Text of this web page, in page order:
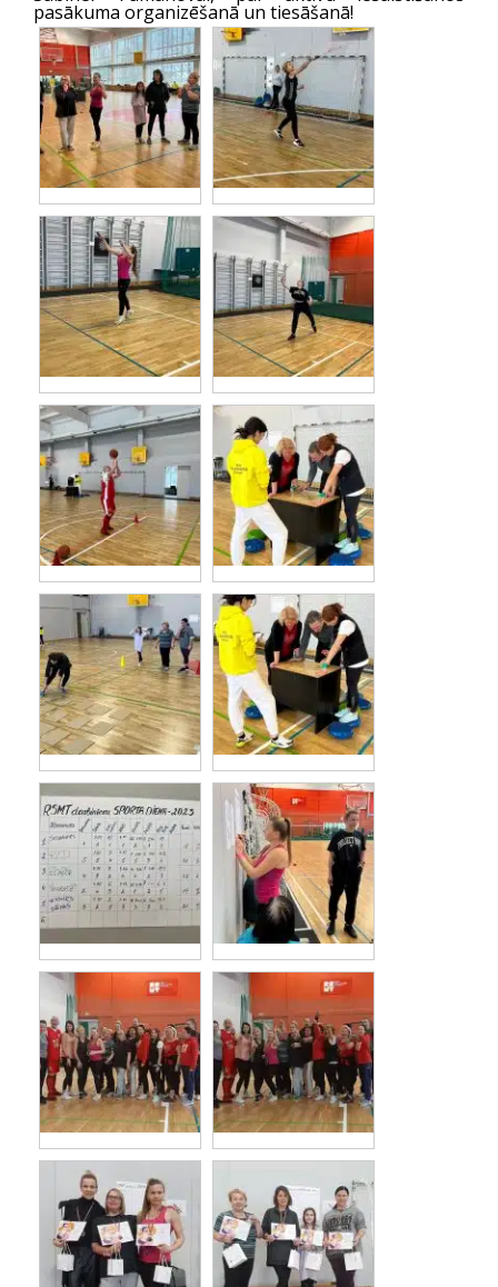
pasākuma organizēšanā un tiesāšanā!